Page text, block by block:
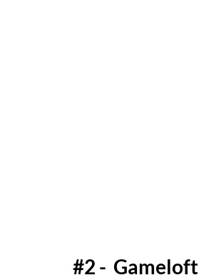
#2 - Gameloft